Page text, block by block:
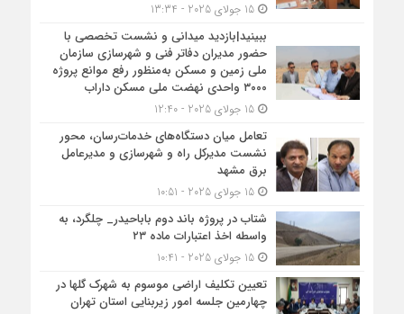
15 جولای 2025 - 13:34
ببینید|بازدید میدانی و نشست تخصصی با
حضور مدیران دفاتر فنی و شهرسازی سازمان
ملی زمین و مسکن به‌منظور رفع موانع پروژه
۳۰۰۰ واحدی نهضت ملی مسکن داراب
15 جولای 2025 - 12:40
تعامل میان دستگاه‌های خدمات‌رسان، محور
نشست مدیرکل راه و شهرسازی و مدیرعامل
برق مشهد
15 جولای 2025 - 10:51
شتاب در پروژه باند دوم باباحیدر_ چلگرد، به
واسطه اخذ اعتبارات ماده ۲۳
15 جولای 2025 - 10:41
تعیین تکلیف اراضی موسوم به شهرک گلها در
چهارمین جلسه امور زیربنایی استان تهران